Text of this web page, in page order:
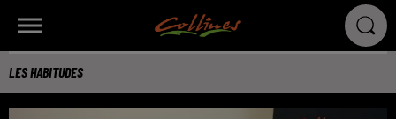
LES HABITUDES